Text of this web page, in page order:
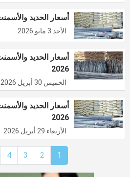
أسعار الحديد والأسمنت
الأحد 3 مايو 2026
2026
الخميس 30 أبريل 2026
2026
الأربعاء 29 أبريل 2026
1
2
3
4